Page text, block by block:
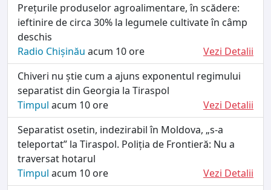
Prețurile produselor agroalimentare, în scădere:
ieftinire de circa 30% la legumele cultivate în câmp
deschis
Radio Chișinău acum 10 ore
Vezi Detalii
Chiveri nu știe cum a ajuns exponentul regimului
separatist din Georgia la Tiraspol
Timpul acum 10 ore
Vezi Detalii
Separatist osetin, indezirabil în Moldova, „s-a
teleportat” la Tiraspol. Poliția de Frontieră: Nu a
traversat hotarul
Timpul acum 10 ore
Vezi Detalii